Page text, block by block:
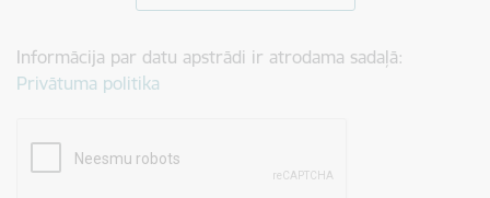
Informācija par datu apstrādi ir atrodama sadaļā:
Privātuma politika